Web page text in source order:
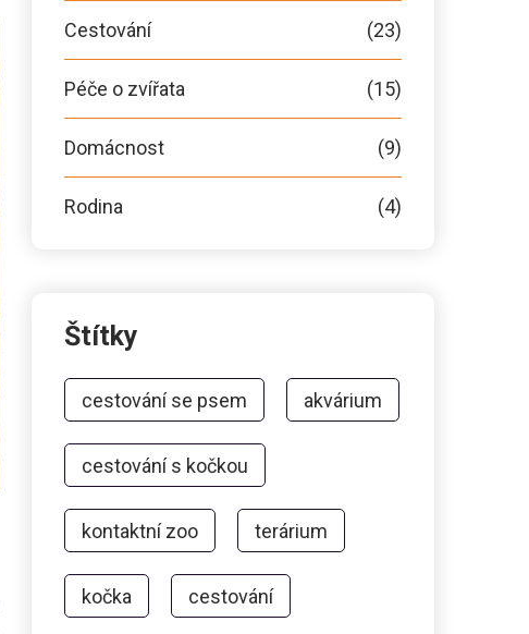
Cestování (23)
Péče o zvířata (15)
Domácnost (9)
Rodina (4)
Štítky
cestování se psem akvárium
cestování s kočkou
kontaktní zoo terárium
kočka cestování